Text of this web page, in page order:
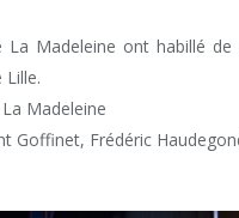
Madeleine ont habillé de
Lille.
Madeleine
Goffinet, Frédéric